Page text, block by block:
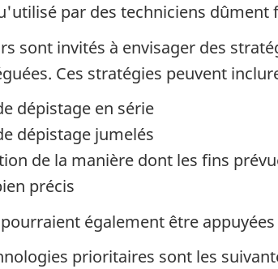
par des techniciens
sont invités à envisager des
Ces stratégies peuvent
dépistage en série
dépistage jumelés
de la manière dont les fins
précis
également être
prioritaires sont les